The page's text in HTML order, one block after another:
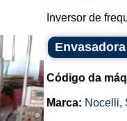
Inversor de
Código da
Marca: Nocelli,